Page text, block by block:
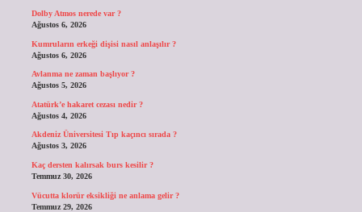
Dolby Atmos nerede var ?
Ağustos 6, 2026
Kumruların erkeği dişisi nasıl anlaşılır ?
Ağustos 6, 2026
Avlanma ne zaman başlıyor ?
Ağustos 5, 2026
Atatürk’e hakaret cezası nedir ?
Ağustos 4, 2026
Akdeniz Üniversitesi Tıp kaçıncı sırada ?
Ağustos 3, 2026
Kaç dersten kalırsak burs kesilir ?
Temmuz 30, 2026
Vücutta klorür eksikliği ne anlama gelir ?
Temmuz 29, 2026